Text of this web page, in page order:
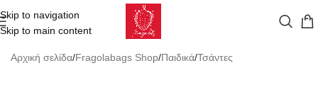
Skip to navigation
Skip to main content
Αρχική σελίδα/Fragolabags Shop/Παιδικά/Τσάντες